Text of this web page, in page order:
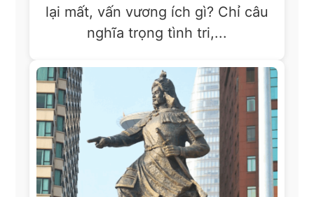
lại mất, vấn vương ích gì? Chỉ câu
nghĩa trọng tình tri,...